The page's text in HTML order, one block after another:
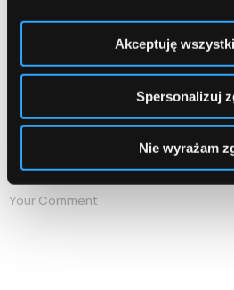
Akceptuję
Spersonalizuj
Nie wyrażam
Leave a comment
Required